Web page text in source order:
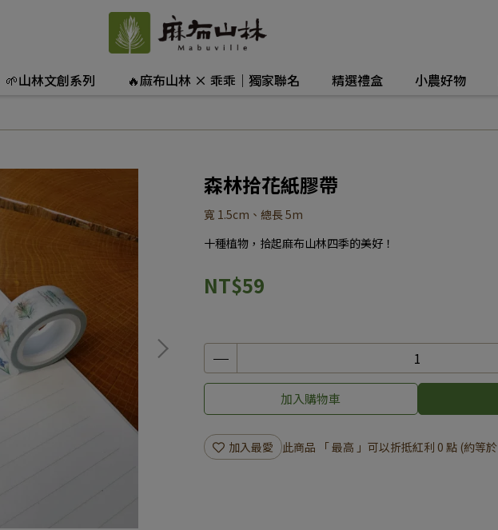
🌱山林文創系列 🔥麻布山林 × 乖乖｜獨家聯名 精選禮盒 小農好物
森林拾花紙膠帶
寬 1.5cm、總長 5m
十種植物，拾起麻布山林四季的美好！
NT$59
加入購物車
加入最愛 此商品 「 最高 」可以折抵紅利 0 點 (約等於